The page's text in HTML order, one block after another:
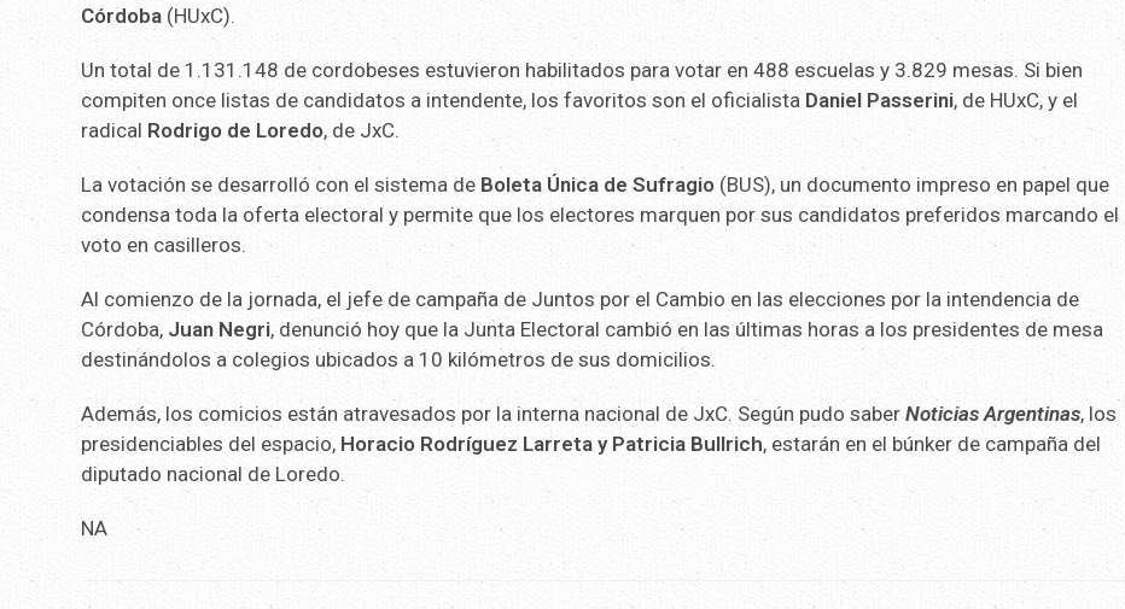
Córdoba (HUxC).
Un total de 1.131.148 de cordobeses estuvieron habilitados para votar en 488 escuelas y 3.829 mesas. Si bien
compiten once listas de candidatos a intendente, los favoritos son el oficialista Daniel Passerini, de HUxC, y el
radical Rodrigo de Loredo, de JxC.
La votación se desarrolló con el sistema de Boleta Única de Sufragio (BUS), un documento impreso en papel que
condensa toda la oferta electoral y permite que los electores marquen por sus candidatos preferidos marcando el
voto en casilleros.
Al comienzo de la jornada, el jefe de campaña de Juntos por el Cambio en las elecciones por la intendencia de
Córdoba, Juan Negri, denunció hoy que la Junta Electoral cambió en las últimas horas a los presidentes de mesa
destinándolos a colegios ubicados a 10 kilómetros de sus domicilios.
Además, los comicios están atravesados por la interna nacional de JxC. Según pudo saberNoticias Argentinas, los
presidenciables del espacio, Horacio Rodríguez Larreta y Patricia Bullrich, estarán en el búnker de campaña del
diputado nacional de Loredo.
NA